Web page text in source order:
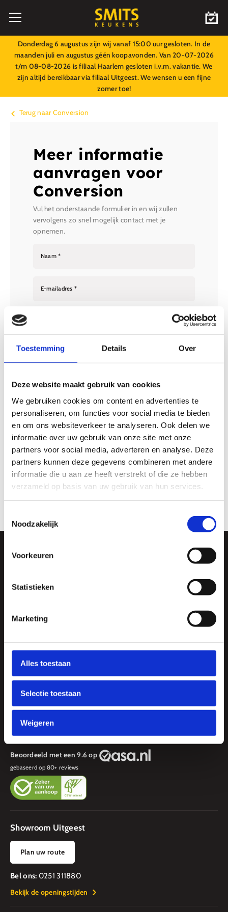
Toestemming Details Over
Deze website maakt gebruik van cookies
We gebruiken cookies om content en advertenties te
personaliseren, om functies voor social media te bieden
en om ons websiteverkeer te analyseren. Ook delen we
informatie over uw gebruik van onze site met onze
partners voor social media, adverteren en analyse. Deze
partners kunnen deze gegevens combineren met andere
informatie die u aan ze heeft verstrekt of die ze hebben
verzameld op basis van uw gebruik van hun services.
Noodzakelijk
Voorkeuren
Statistieken
Marketing
Alles toestaan
Selectie toestaan
Weigeren
Donderdag 6 augustus zijn wij vanaf 15:00 uur gesloten. In de
maanden juli en augustus géén koopavonden. Van 20-07-2026
t/m 08-08-2026 is filiaal Haarlem gesloten i.v.m. vakantie. We
zijn altijd bereikbaar via filiaal Uitgeest. We wensen u een fijne
zomer toe!
Terug naar Conversion
Meer informatie
aanvragen voor
Conversion
Vul het onderstaande formulier in en wij zullen
vervolgens zo snel mogelijk contact met je
opnemen.
Naam *
E-mailadres *
Keuken: *
Eventuele opmerkingen
Versturen
3D tekeningen
Informeren & inspireren
Keukenmagazine
Pinterest
Smit Keukens
Over ons
Smits stappenplan
Contact
Afspraak maken
Beoordeeld met een 9.6 op
gebaseerd op80+ reviews
Showroom Uitgeest
Plan uw route
Bel ons: 0251 311880
Bekijk de openingstijden